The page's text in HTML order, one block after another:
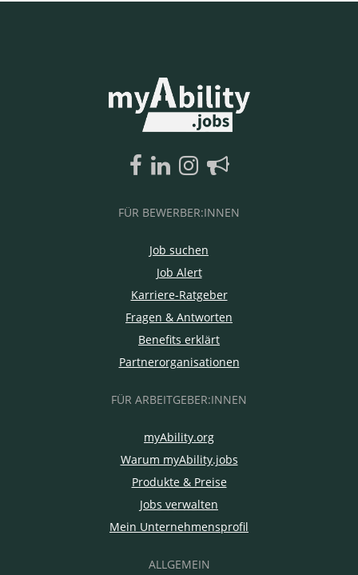
FÜR BEWERBER:INNEN
Job suchen
Job Alert
Karriere-Ratgeber
Fragen & Antworten
Benefits erklärt
Partnerorganisationen
FÜR ARBEITGEBER:INNEN
myAbility.org
Warum myAbility.jobs
Produkte & Preise
Jobs verwalten
Mein Unternehmensprofil
ALLGEMEIN